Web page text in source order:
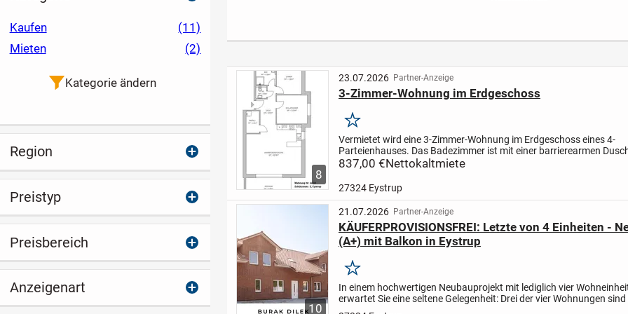
8
23.07.2026 Partner-Anzeige
3-Zimmer-Wohnung im Erdgeschoss
Merken
Vermietet wird eine 3-Zimmer-Wohnung im Erdgeschoss eines 4-
Parteienhauses. Das Badezimmer ist mit einer barrierearmen
einem Doppelwaschbecken ausgestattet. Vom Wohnzimmer mit
837,00 €Nettokaltmiete
27324 Eystrup
10
21.07.2026 Partner-Anzeige
KÄUFERPROVISIONSFREI: Letzte von 4 Einheiten -
(A+) mit Balkon in Eystrup
Merken
In einem hochwertigen Neubauprojekt mit lediglich vier
erwartet Sie eine seltene Gelegenheit: Drei der vier Wohnungen
Kaufen
(11)
Mieten
(2)
Kategorie ändern
Region
Preistyp
Preisbereich
Anzeigenart